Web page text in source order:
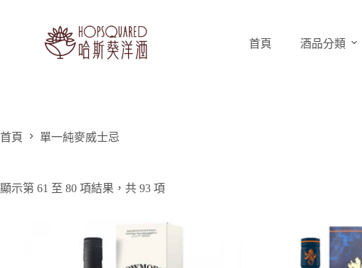
首頁 酒品分類
首頁 單一純麥威士忌
顯示第 61 至 80 項結果，共 93 項